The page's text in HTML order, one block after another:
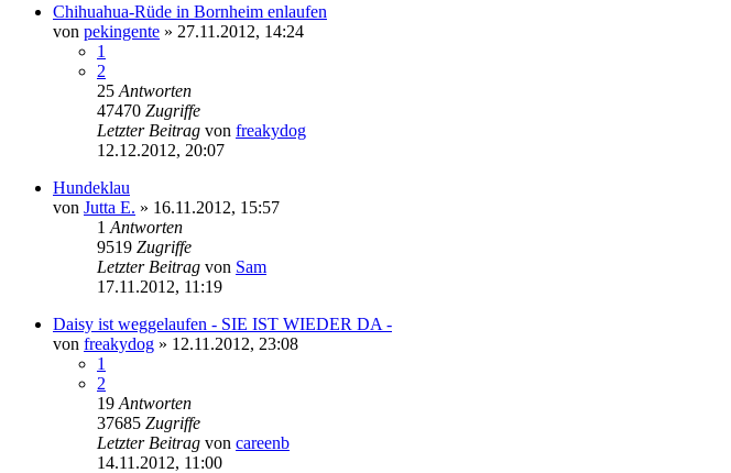
Chihuahua-Rüde in Bornheim enlaufen
von pekingente » 27.11.2012, 14:24
1
2
25 Antworten
47470 Zugriffe
Letzter Beitrag von freakydog
12.12.2012, 20:07
Hundeklau
von Jutta E. » 16.11.2012, 15:57
1 Antworten
9519 Zugriffe
Letzter Beitrag von Sam
17.11.2012, 11:19
Daisy ist weggelaufen - SIE IST WIEDER DA -
von freakydog » 12.11.2012, 23:08
1
2
19 Antworten
37685 Zugriffe
Letzter Beitrag von careenb
14.11.2012, 11:00